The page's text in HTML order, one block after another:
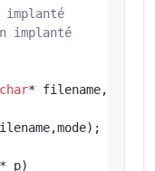
implanté
implanté
char* filename,
p)